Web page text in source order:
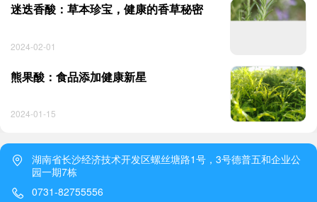
迷迭香酸：草本珍宝，健康的香草秘密
2024-02-01
熊果酸：食品添加健康新星
2024-01-15
湖南省长沙经济技术开发区螺丝塘路1号，3号德普五和企业公
园一期7栋
0731-82755556